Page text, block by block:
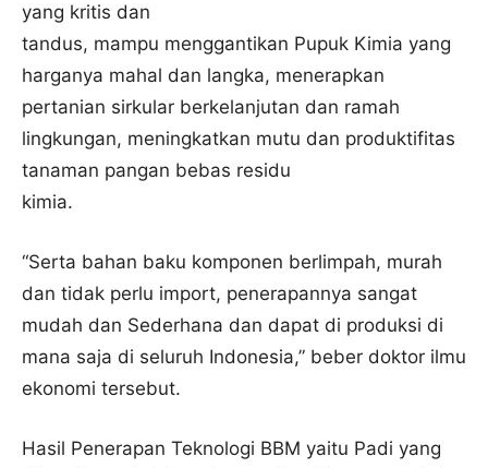
yang kritis dan
tandus, mampu menggantikan Pupuk Kimia yang
harganya mahal dan langka, menerapkan
pertanian sirkular berkelanjutan dan ramah
lingkungan, meningkatkan mutu dan produktifitas
tanaman pangan bebas residu
kimia.
“Serta bahan baku komponen berlimpah, murah
dan tidak perlu import, penerapannya sangat
mudah dan Sederhana dan dapat di produksi di
mana saja di seluruh Indonesia,” beber doktor ilmu
ekonomi tersebut.
Hasil Penerapan Teknologi BBM yaitu Padi yang